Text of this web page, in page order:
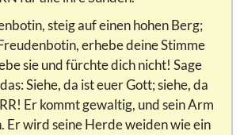
steig auf einen hohen Berg;
erhebe deine Stimme
sie und fürchte dich nicht! Sage
Siehe, da ist euer Gott; siehe, da
Er kommt gewaltig, und sein Arm
Er wird seine Herde weiden wie ein